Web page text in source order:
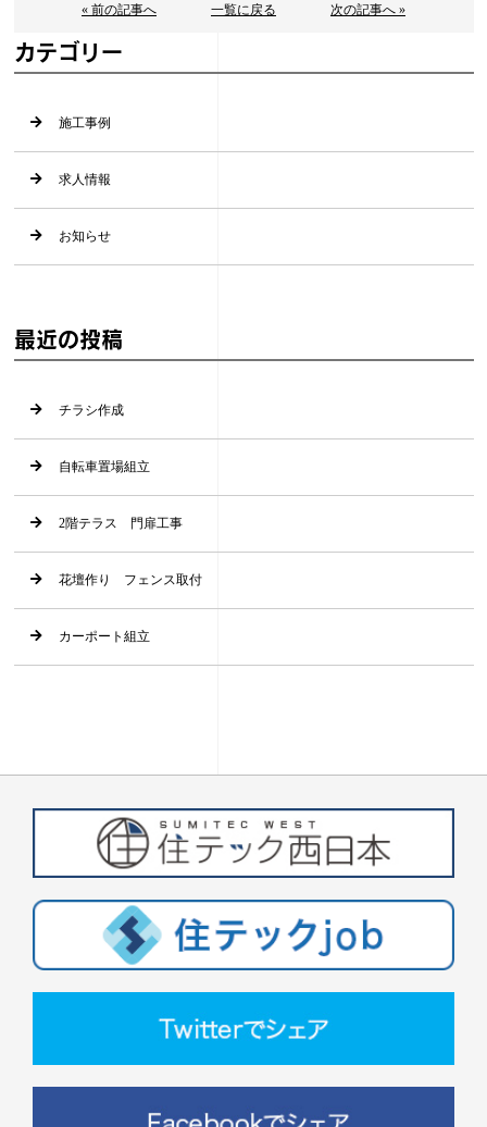
« 前の記事へ 一覧に戻る 次の記事へ »
カテゴリー
施工事例
求人情報
お知らせ
最近の投稿
チラシ作成
自転車置場組立
2階テラス 門扉工事
花壇作り フェンス取付
カーポート組立